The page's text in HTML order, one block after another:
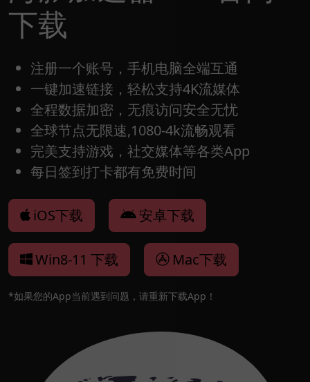
下载
注册一个账号，手机电脑全端互通
一键加速链接，轻松支持4K流媒体
全程数据加密，无痕访问安全无忧
全球节点无限速,1080-4k流畅观看
完美支持游戏，社交媒体等各类App
每日签到打卡都有免费时间
iOS下载 安卓下载
Win8-11 下载 Mac下载
*如果您的App当前遇到问题，请重新下载App！